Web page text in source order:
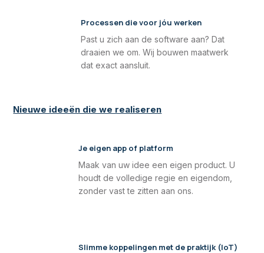
Processen die voor jóu werken
Past u zich aan de software aan? Dat
draaien we om. Wij bouwen maatwerk
dat exact aansluit.
Nieuwe ideeën die we realiseren
Je eigen app of platform
Maak van uw idee een eigen product. U
houdt de volledige regie en eigendom,
zonder vast te zitten aan ons.
Slimme koppelingen met de praktijk (IoT)